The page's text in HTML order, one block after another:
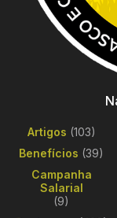
Artigos (103)
Benefícios (39)
Campanha
Salarial
(9)